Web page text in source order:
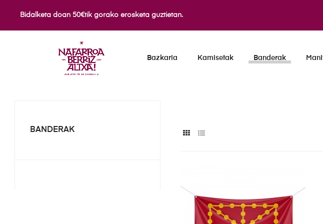
Bidalketa doan 50€tik gorako erosketa guztietan.
Bazkaria Kamisetak Banderak
BANDERAK